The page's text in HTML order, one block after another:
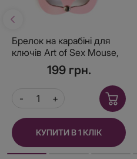
Брелок на карабіні для
ключів Art of Sex Mouse,
Рожевий199 грн.
КУПИТИ В 1 КЛІК